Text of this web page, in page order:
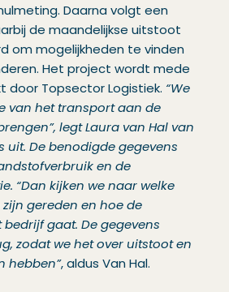
Daarna volgt een
de maandelijkse uitstoot
om mogelijkheden te vinden
Het project wordt mede
door Topsector Logistiek. “We
van het transport aan de
legt Laura van Hal van
uit. De benodigde gegevens
en de
“Dan kijken we naar welke
gereden en hoe de
gaat. De gegevens
zodat we het over uitstoot en
hebben”, aldus Van Hal.